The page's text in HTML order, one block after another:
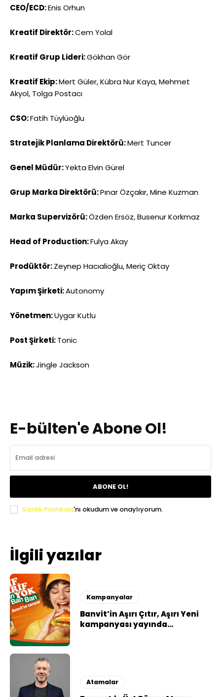
CEO/ECD:Enis Orhun
Kreatif Direktör:Cem Yolal
Kreatif Grup Lideri:Gökhan Gör
Kreatif Ekip:Mert Güler, Kübra Nur Kaya, Mehmet
Akyol, Tolga Postacı
CSO:Fatih Tüylüoğlu
Stratejik Planlama Direktörü:Mert Tuncer
Genel Müdür:Yekta Elvin Gürel
Grup Marka Direktörü:Pınar Özçakır, Mine Kuzman
Marka Supervizörü:Özden Ersöz, Busenur Korkmaz
Head of Production:Fulya Akay
Prodüktör:Zeynep Hacıalioğlu, Meriç Oktay
Yapım Şirketi:Autonomy
Yönetmen:Uygar Kutlu
Post Şirketi:Tonic
Müzik:Jingle Jackson
E-bülten'e Abone Ol!
ABONE OL!
Gizlilik Politikası'nı okudum ve onaylıyorum.
İlgili yazılar
Kampanyalar
Banvit’in Aşırı Çıtır, Aşırı Yeni
kampanyası yayında…
Atamalar